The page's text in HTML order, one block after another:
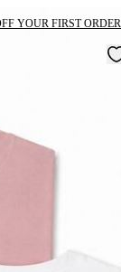
YOUR FIRST ORDER